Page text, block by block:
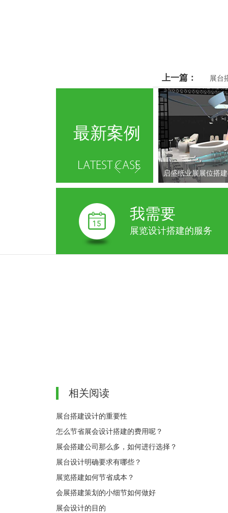
上一篇： 展台
最新案例
启盛纸业展展位搭建
我需要
展览设计搭建的服务
相关阅读
展台搭建设计的重要性
怎么节省展会设计搭建的费用呢？
展会搭建公司那么多，如何进行选择？
展台设计明确要求有哪些？
展览搭建如何节省成本？
会展搭建策划的小细节如何做好
展会设计的目的